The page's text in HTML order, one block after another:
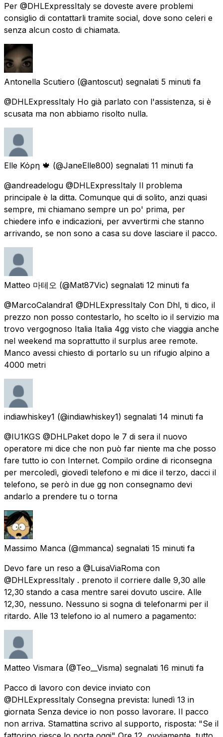
Per @DHLExpressItaly se doveste avere problemi
consiglio di contattarli tramite social, dove sono celeri e
senza alcun costo di chiamata.
Antonella Scutiero (@antoscut) segnalati 5 minuti fa
@DHLExpressItaly Ho già parlato con l'assistenza, si è
scusata ma non abbiamo risolto nulla.
Elle Κόρη 🍁 (@JaneElle800) segnalati 11 minuti fa
@andreadelogu @DHLExpressItaly Il problema
principale è la ditta. Comunque qui di solito, anzi quasi
sempre, mi chiamano sempre un po' prima, per
chiedere info e indicazioni, per avvertirmi che stanno
arrivando, se non sono a casa su dove lasciare il pacco.
Matteo 마테오 (@Mat87Vic) segnalati 12 minuti fa
@MarcoCalandra1 @DHLExpressItaly Con Dhl, ti dico, il
prezzo non posso contestarlo, ho scelto io il servizio ma
trovo vergognoso Italia Italia 4gg visto che viaggia anche
nel weekend ma soprattutto il surplus aree remote.
Manco avessi chiesto di portarlo su un rifugio alpino a
4000 metri
indiawhiskey1 (@indiawhiskey1) segnalati 14 minuti fa
@IU1KGS @DHLPaket dopo le 7 di sera il nuovo
operatore mi dice che non può far niente ma che posso
fare tutto io con Internet. Compilo ordine di riconsegna
per mercoledì, giovedì telefono e mi dice il terzo, dacci il
telefono, se però in due gg non consegnamo devi
andarlo a prendere tu o torna
Massimo Manca (@mmanca) segnalati 15 minuti fa
Devo fare un reso a @LuisaViaRoma con
@DHLExpressItaly . prenoto il corriere dalle 9,30 alle
12,30 stando a casa mentre sarei dovuto uscire. Alle
12,30, nessuno. Nessuno si sogna di telefonarmi per il
ritardo. Alle 13 telefono io al numero a pagamento:
Matteo Vismara (@Teo__Visma) segnalati 16 minuti fa
Pacco di lavoro con device inviato con
@DHLExpressItaly Consegna prevista: lunedì 13 in
giornata Senza device io non posso lavorare. Il pacco
non arriva. Stamattina scrivo al supporto, risposta: "Se il